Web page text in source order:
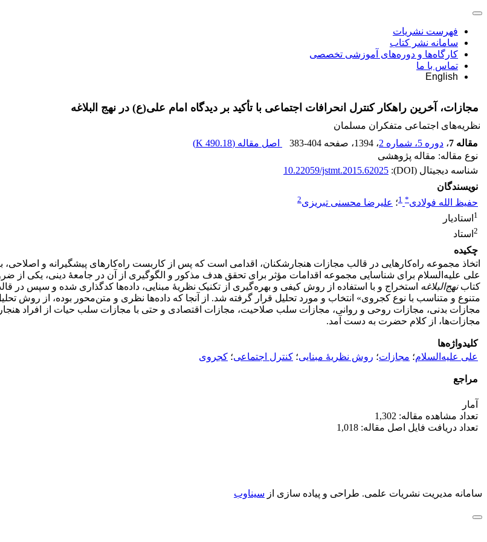
فهرست نشریات
سامانه نشر کتاب
کارگاه‌ها و دوره‌های آموزشی تخصصی
تماس با ما
English
مجازات، آخرین راهکار کنترل انحرافات اجتماعی با تأکید بر دیدگاه امام علی(ع) در نهج البلاغه
نظریه‌های اجتماعی متفکران مسلمان
مقاله 7
، دوره 5، شماره 2 ، 1394 ، صفحه 383-404 اصل مقاله (490.18 K
)
نوع مقاله: مقاله پژوهشی
شناسه دیجیتال (DOI):
10.22059/jstmt.2015.62025
نویسندگان
حفیظ الله فولادی*
1؛ علیرضا محسنی تبریزی2
1 استادیار
2 استاد
چکیده
اتخاذ مجموعه راه‌کارهایی در قالب مجازات هنجارشکنان، اقدامی است که پس از کاربست راه‌کارهای پیشگیرانه و
علی علیه‌السلام برای شناسایی مجموعه اقدامات مؤثر برای تحقق هدف مذکور و الگوگیری از آن در جامعۀ دینی، یکی از
کتابنهج‌البلاغه استخراج و با استفاده از روش کیفی و بهره‌گیری از تکنیک نظریۀ مبنایی، داده‌ها کدگذاری شده و سپس در
متنوع و متناسب با نوع کجروی» انتخاب و مورد تحلیل قرار گرفته‌ شد. از آنجا که داده‌ها نظری و متن‌محور بوده، از روش
مجازات بدنی، مجازات روحی و روانی، مجازات سلب صلاحیت، مجازات اقتصادی و حتی با مجازات سلب حیات از افراد
مجازات‌ها، از کلام حضرت به دست آمد.
کلیدواژه‌ها
علی علیه‌السلام؛ مجازات؛ روش نظریۀ مبنایی؛ کنترل اجتماعی؛ کجروی
مراجع
آمار
تعداد مشاهده مقاله: 1,302
تعداد دریافت فایل اصل مقاله: 1,018
سامانه مدیریت نشریات علمی. طراحی و پیاده سازی از سیناوب